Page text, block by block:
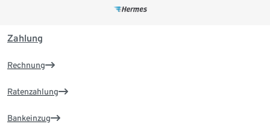
Zahlung
Rechnung
Ratenzahlung
Bankeinzug